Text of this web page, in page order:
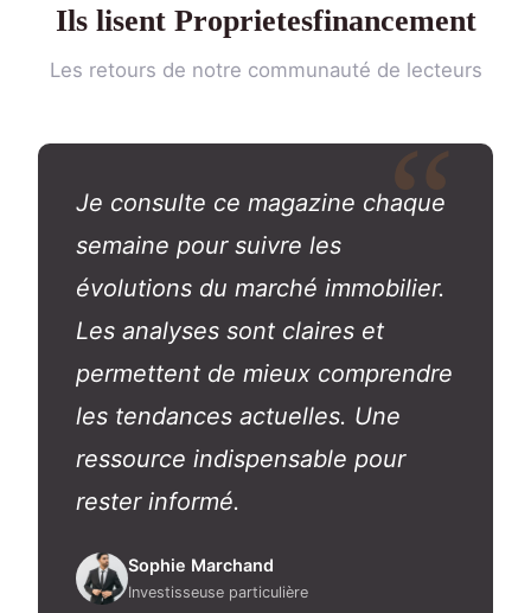
Ils lisent Proprietesfinancement
Les retours de notre communauté de lecteurs
Je consulte ce magazine chaque
semaine pour suivre les
évolutions du marché immobilier.
Les analyses sont claires et
permettent de mieux comprendre
les tendances actuelles. Une
ressource indispensable pour
rester informé.
Sophie Marchand
Investisseuse particulière